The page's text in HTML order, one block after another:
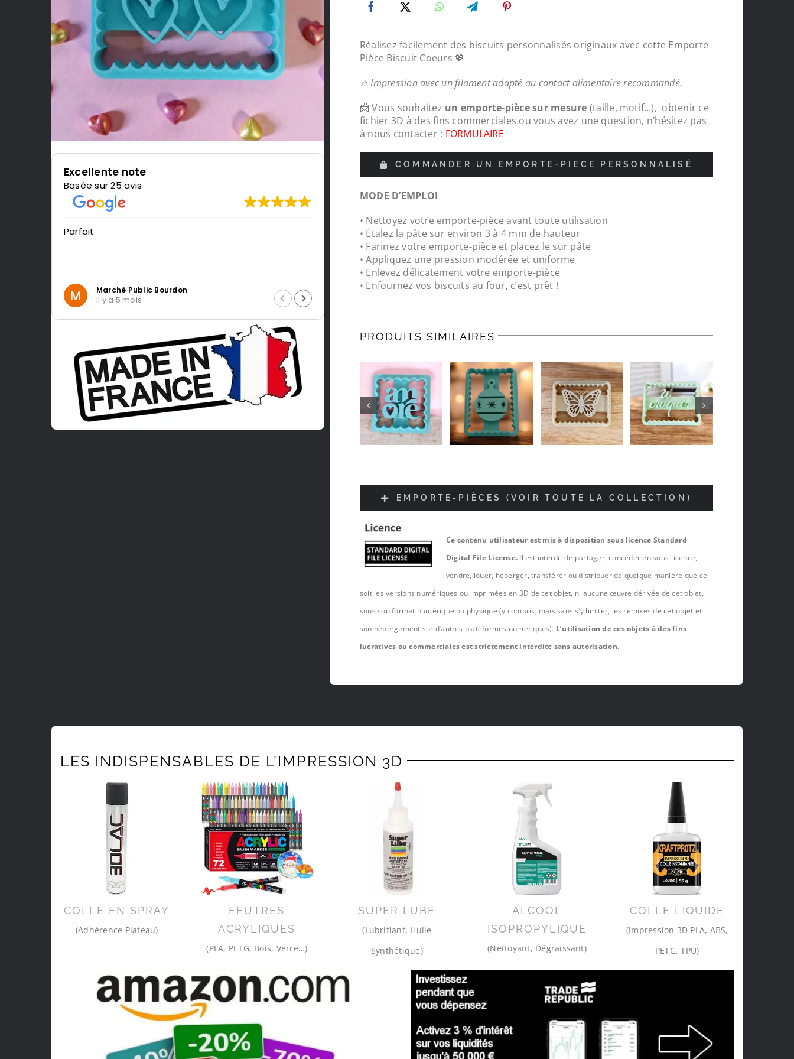
Excellente note
Basée sur 25 avis
Parfait
Marché Public Bourdon
il y a 5 mois
Très content de l'impression, je recommande
LeMondedu3D
Intragest Etude
Réalisez facilement des biscuits personnalisés originaux avec cette Emporte
Pièce Biscuit Coeurs 💖
⚠ Impression avec un filament adapté au contact alimentaire recommandé.
📨 Vous souhaitez un emporte-pièce sur mesure (taille, motif…), obtenir ce
fichier 3D à des fins commerciales ou vous avez une question, n’hésitez pas
à nous contacter : FORMULAIRE
COMMANDER UN EMPORTE-PIECE PERSONNALISÉ
MODE D’EMPLOI
• Nettoyez votre emporte-pièce avant toute utilisation
• Étalez la pâte sur environ 3 à 4 mm de hauteur
• Farinez votre emporte-pièce et placez le sur pâte
• Appliquez une pression modérée et uniforme
• Enlevez délicatement votre emporte-pièce
• Enfournez vos biscuits au four, c’est prêt !
PRODUITS SIMILAIRES
EMPORTE-PIÈCES (VOIR TOUTE LA COLLECTION)
Ce contenu utilisateur est mis à disposition sous licence Standard
Digital File License. Il est interdit de partager, concéder en sous-licence,
vendre, louer, héberger, transférer ou distribuer de quelque manière que ce
soit les versions numériques ou imprimées en 3D de cet objet, ni aucune œuvre dérivée de cet objet,
sous son format numérique ou physique (y compris, mais sans s’y limiter, les remixes de cet objet et
son hébergement sur d’autres plateformes numériques). L’utilisation de ces objets à des fins
lucratives ou commerciales est strictement interdite sans autorisation.
LES INDISPENSABLES DE L’IMPRESSION 3D
COLLE EN SPRAY
(Adhérence Plateau)
FEUTRES
ACRYLIQUES
(PLA, PETG, Bois, Verre…)
SUPER LUBE
(Lubrifiant, Huile
Synthétique)
ALCOOL
ISOPROPYLIQUE
(Nettoyant, Dégraissant)
COLLE LIQUIDE
(Impression 3D PLA, ABS,
PETG, TPU)